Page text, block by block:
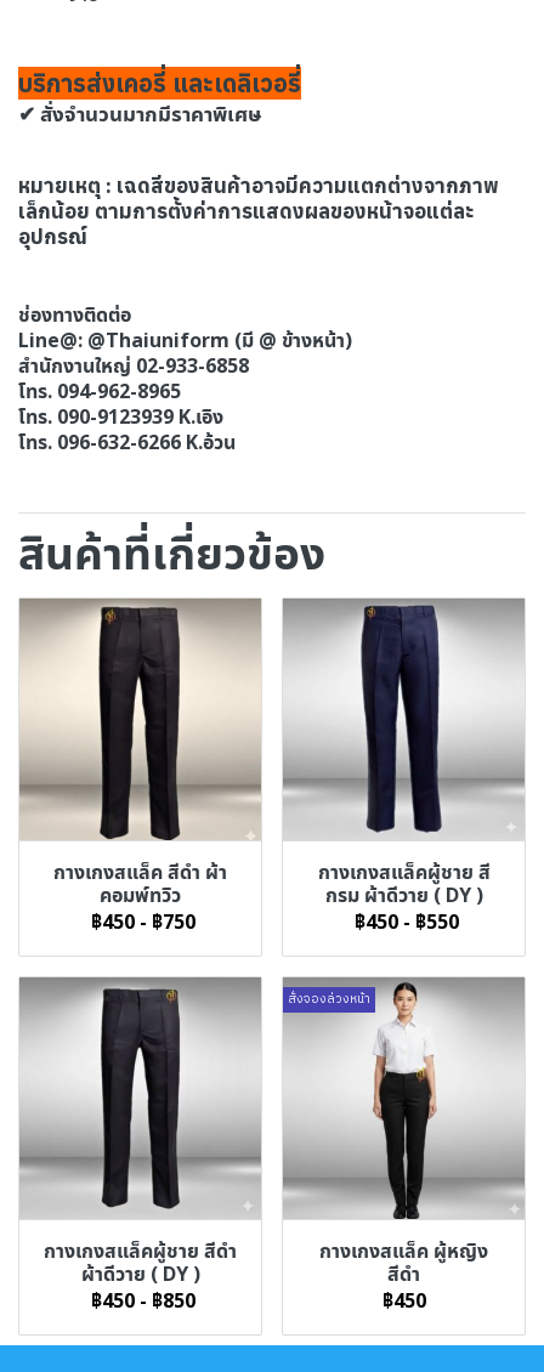
บริการส่งเคอรี่ และเดลิเวอรี่
✔ สั่งจำนวนมากมีราคาพิเศษ
หมายเหตุ : เฉดสีของสินค้าอาจมีความแตกต่างจากภาพ
เล็กน้อย ตามการตั้งค่าการแสดงผลของหน้าจอแต่ละ
อุปกรณ์
ช่องทางติดต่อ
Line@: @Thaiuniform (มี @ ข้างหน้า)
สำนักงานใหญ่ 02-933-6858
โทร. 094-962-8965
โทร. 090-9123939 K.เอิง
โทร. 096-632-6266 K.อ้วน
สินค้าที่เกี่ยวข้อง
กางเกงสแล็ค สีดำ ผ้า
คอมพ์ทวิว
฿450 - ฿750
กางเกงสแล็คผู้ชาย สี
กรม ผ้าดีวาย ( DY )
฿450 - ฿550
กางเกงสแล็คผู้ชาย สีดำ
ผ้าดีวาย ( DY )
฿450 - ฿850
สั่งจองล่วงหน้า
กางเกงสแล็ค ผู้หญิง
สีดำ
฿450